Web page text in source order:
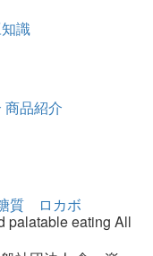
識
商品紹介
palatable eating All